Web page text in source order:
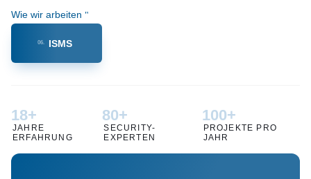
06. ISMS
Wie wir arbeiten
18+
JAHRE
ERFAHRUNG
80+
SECURITY-
EXPERTEN
100+
PROJEKTE PRO
JAHR